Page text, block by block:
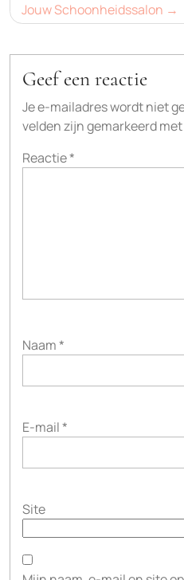
Jouw Schoonheidssalon
Geef een reactie
Je e-mailadres wordt niet
velden zijn gemarkeerd met
Reactie*
Naam*
E-mail*
Site